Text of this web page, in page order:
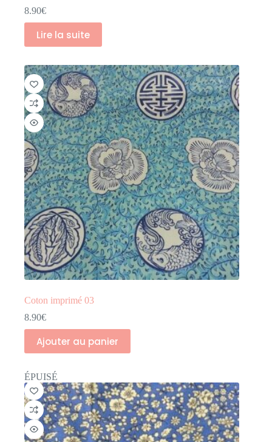
8.90€
Lire la suite
Coton imprimé 03
8.90€
Ajouter au panier
ÉPUISÉ